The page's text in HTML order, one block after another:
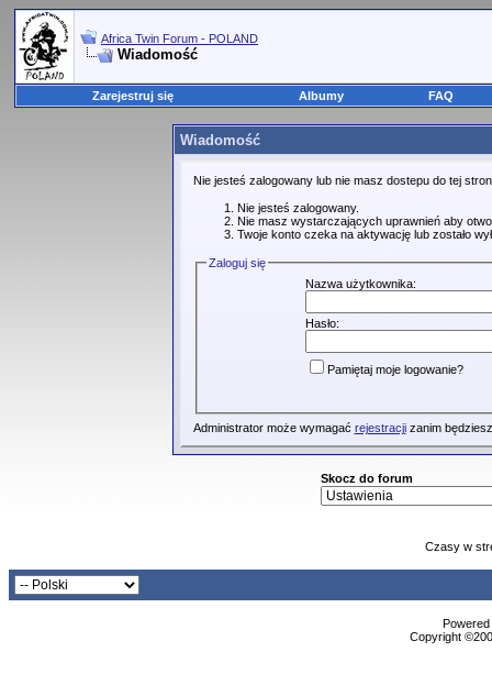
Africa Twin Forum - POLAND
Wiadomość
Zarejestruj się Albumy FAQ
Wiadomość
Nie jesteś zalogowany lub nie masz dostepu do tej
Nie jesteś zalogowany.
Nie masz wystarczających uprawnień aby
Twoje konto czeka na aktywację lub zostało
Zaloguj się
Nazwa użytkownika:
Hasło:
Pamiętaj moje logowanie?
Administrator może wymagać rejestracjizanim
Skocz do forum
Czasy w
Copyright